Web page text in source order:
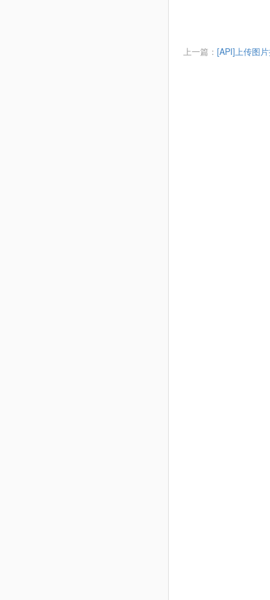
上一篇： [API]上传图